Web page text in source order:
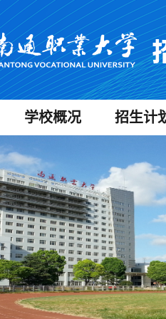
学校概况 招生计